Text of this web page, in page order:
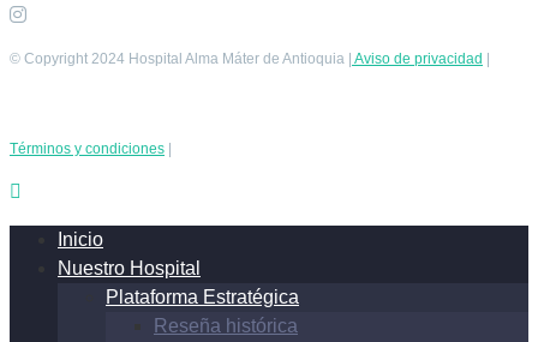
© Copyright 2024 Hospital Alma Máter de Antioquia | Aviso de privacidad
Términos y condiciones |
Inicio
Nuestro Hospital
Plataforma Estratégica
Reseña histórica